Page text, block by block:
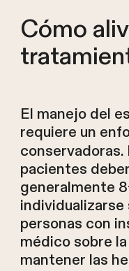
Cómo
El manejo del
requiere un
conservadoras.
pacientes
generalmente
personas con
médico sobre
mantener las